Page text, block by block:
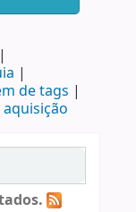
de tags